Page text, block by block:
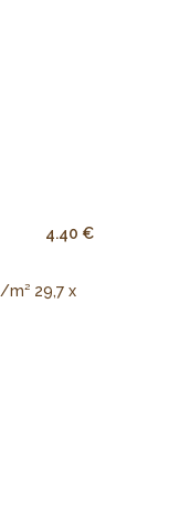
4.40 €